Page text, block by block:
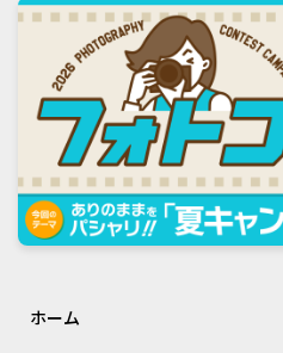
ホーム